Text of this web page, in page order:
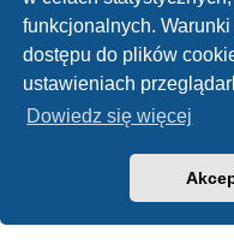
funkcjonalnych.
dostępu do plików
ustawieniach
Dowiedz się więcej
może dojść do kradzieży danych.
Strona główna
Style
Technologię dostarcza
Zasady ochrony